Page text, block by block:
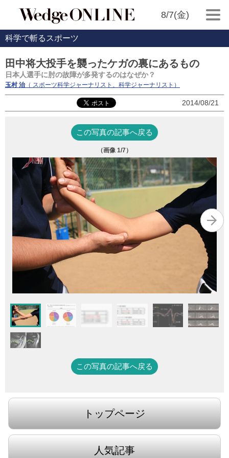
8/7(金)
科学で斬るスポーツ
田中将大投手を襲ったケガの裏にあるもの
日本人選手に肘の故障が多発するのはなぜか？
玉村 治（ スポーツ科学ジャーナリスト、科学ジャーナリスト）
2014/08/21
この写真の記事へ戻る
（画像 1/7）
この写真の記事へ戻る
トップページ
人気記事